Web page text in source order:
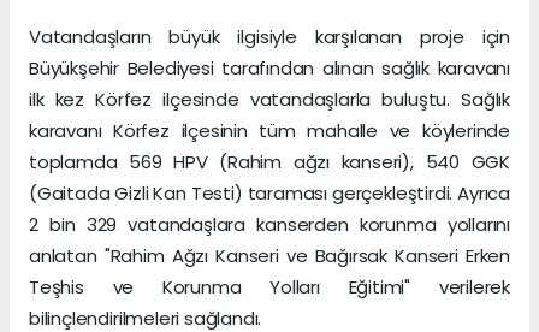
Vatandaşların büyük ilgisiyle karşılanan proje için
Büyükşehir Belediyesi tarafından alınan sağlık karavanı
ilk kez Körfez ilçesinde vatandaşlarla buluştu. Sağlık
karavanı Körfez ilçesinin tüm mahalle ve köylerinde
toplamda 569 HPV (Rahim ağzı kanseri), 540 GGK
(Gaitada Gizli Kan Testi) taraması gerçekleştirdi. Ayrıca
2 bin 329 vatandaşlara kanserden korunma yollarını
anlatan "Rahim Ağzı Kanseri ve Bağırsak Kanseri Erken
Teşhis ve Korunma Yolları Eğitimi" verilerek
bilinçlendirilmeleri sağlandı.